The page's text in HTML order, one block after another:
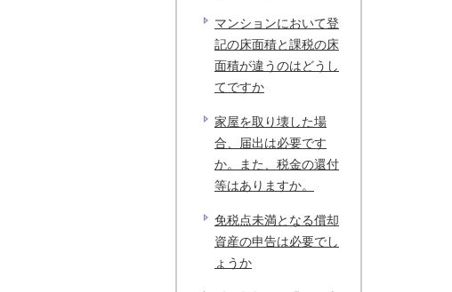
マンションにおいて登
記の床面積と課税の床
面積が違うのはどうし
てですか
家屋を取り壊した場
合、届出は必要です
か。また、税金の還付
等はありますか。
免税点未満となる償却
資産の申告は必要でし
ょうか